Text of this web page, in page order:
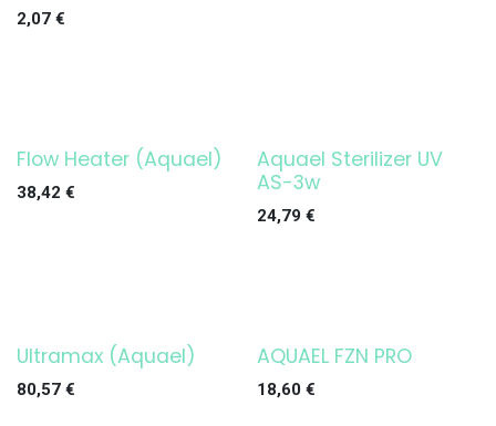
2,07 €
¡OFERTA!
Flow Heater (Aquael)
38,42 € ¡OFERTA!
Aquael Sterilizer UV
AS-3w
24,79 €
¡OFERTA!
Ultramax (Aquael)
80,57 € ¡OFERTA!
AQUAEL FZN PRO
18,60€